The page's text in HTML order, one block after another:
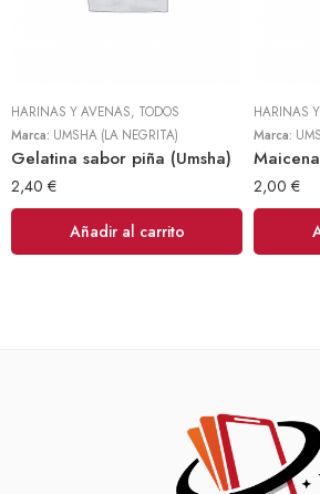
HARINAS Y AVENAS, TODOS
Marca: UMSHA (LA NEGRITA)
Gelatina sabor piña (Umsha)
2,40 €
Añadir al carrito
HARINAS
Marca:
2,00 €